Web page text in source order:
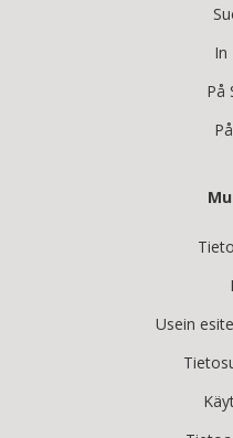
In
På
Usein